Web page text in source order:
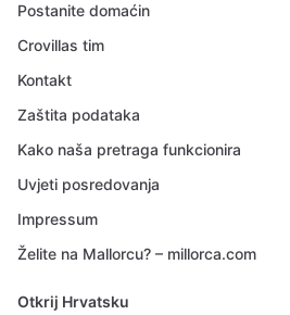
Postanite domaćin
Crovillas tim
Kontakt
Zaštita podataka
Kako naša pretraga funkcionira
Uvjeti posredovanja
Impressum
Želite na Mallorcu? – millorca.com
Otkrij Hrvatsku